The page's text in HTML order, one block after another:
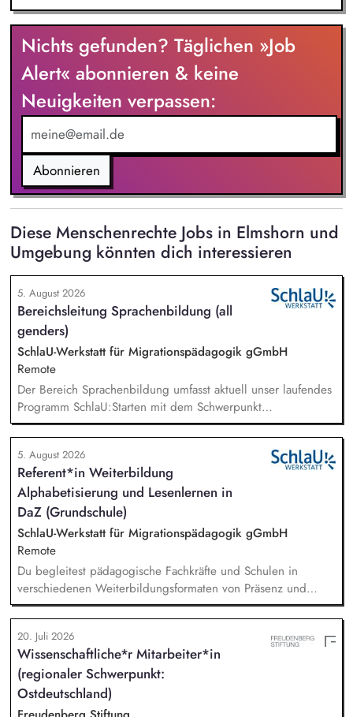
Nichts gefunden? Täglichen »Job
Alert« abonnieren & keine
Neuigkeiten verpassen:
Abonnieren
Diese Menschenrechte Jobs in Elmshorn und
Umgebung könnten dich interessieren
5. August 2026
Bereichsleitung Sprachenbildung (all
genders)
SchlaU-Werkstatt für Migrationspädagogik gGmbH
Remote
Der Bereich Sprachenbildung umfasst aktuell unser laufendes
Programm SchlaU:Starten mit dem Schwerpunkt
"Alphabetisierung in DaZ für die Grundschule" sowie
zukünftig weitere auf Unterrichtsmaterial bezogene Projekte
mit den Schwerpunkten sprachensensibles und
rassismuskritisches Deutschlernen von der Grundschule bis in
die Berufliche Bildung. Der Bereich Sprachenbildung
entwickelt in seinen Projekten dazu zielgruppengerechte und
innovative Unterrichtsmaterialien und begleitet pädagogische
Fachkräfte mit daran angeschlossenen
Weiterbildungsangeboten online wie offline.
5. August 2026
Referent*in Weiterbildung
Alphabetisierung und Lesenlernen in
DaZ (Grundschule)
SchlaU-Werkstatt für Migrationspädagogik gGmbH
Remote
Du begleitest pädagogische Fachkräfte und Schulen in
verschiedenen Weiterbildungsformaten von Präsenz und
Online-Workshops bis hin zu pädogischen Tagen und erstellst
Online-Selbstlernkurse für unsere Plattform schlau-lernen.org.
Die inhaltlichen Schwerpunkte liegen dabei auf den
Bereichen Lesen lernen, Mehrsprachigkeitsbewusstsein und
Alphabetisierung in der Grundschule.
20. Juli 2026
Wissenschaftliche*r Mitarbeiter*in
(regionaler Schwerpunkt:
Ostdeutschland)